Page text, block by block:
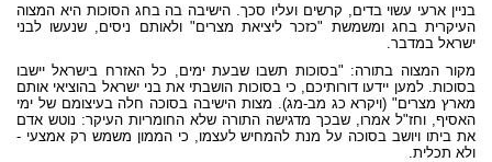
בניין ארעי עשוי בדים, קרשים ועליו סכך. הישיבה בה בחג הסוכות היא המצוה
העיקרית בחג ומשמשת "כזכר ליציאת מצרים" ולאותם ניסים, שנעשו לבני
ישראל במדבר.
מקור המצוה בתורה: "בסוכות תשבו שבעת ימים, כל האזרח בישראל יישבו
בסוכות. למען יידעו דורותיכם, כי בסוכות הושבתי את בני ישראל בהוציאי אותם
מארץ מצרים" (ויקרא כג מב-מג). מצות הישיבה בסוכה חלה בעיצומם של ימי
האסיף, וחז"ל אמרו, שבכך מדגישה התורה שלא החומריות העיקר: נוטש אדם
את ביתו ויושב בסוכה על מנת להמחיש לעצמו, כי הממון משמש רק אמצעי -
ולא תכלית.